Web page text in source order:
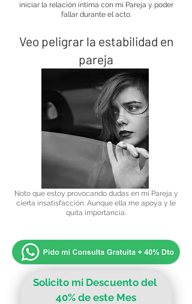
iniciar la relación intima con mi Pareja y poder
fallar durante el acto.
Veo peligrar la estabilidad en
pareja
Noto que estoy provocando dudas en mi Pareja y
cierta insatisfacción. Aunque ella me apoya y le
quita importancia.
Solicito mi Descuento del
40% de este Mes